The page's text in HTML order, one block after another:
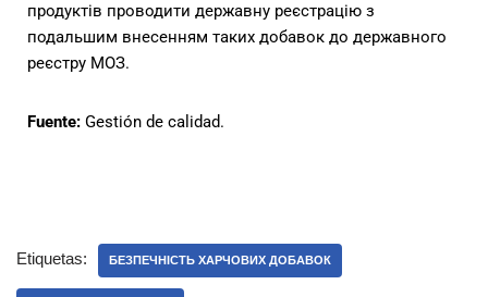
продуктів проводити державну реєстрацію з
подальшим внесенням таких добавок до державного
реєстру МОЗ.
Fuente: Gestión de calidad.
Etiquetas: БЕЗПЕЧНІСТЬ ХАРЧОВИХ ДОБАВОК